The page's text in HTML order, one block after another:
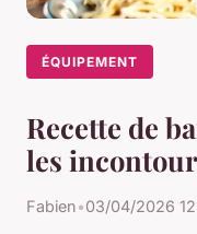
ÉQUIPEMENT
Recette de
les
Fabien•03/04/2026